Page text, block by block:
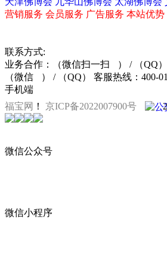
营销服务 会员服务 广告服务 本站优势
联系方式:
业务合作：
（微信扫一扫 ） / （QQ）
（微信
） / （QQ）
客服热线：400-
手机端
微信公众号
微信小程序
福宝网 ！ 京ICP备2022007900号